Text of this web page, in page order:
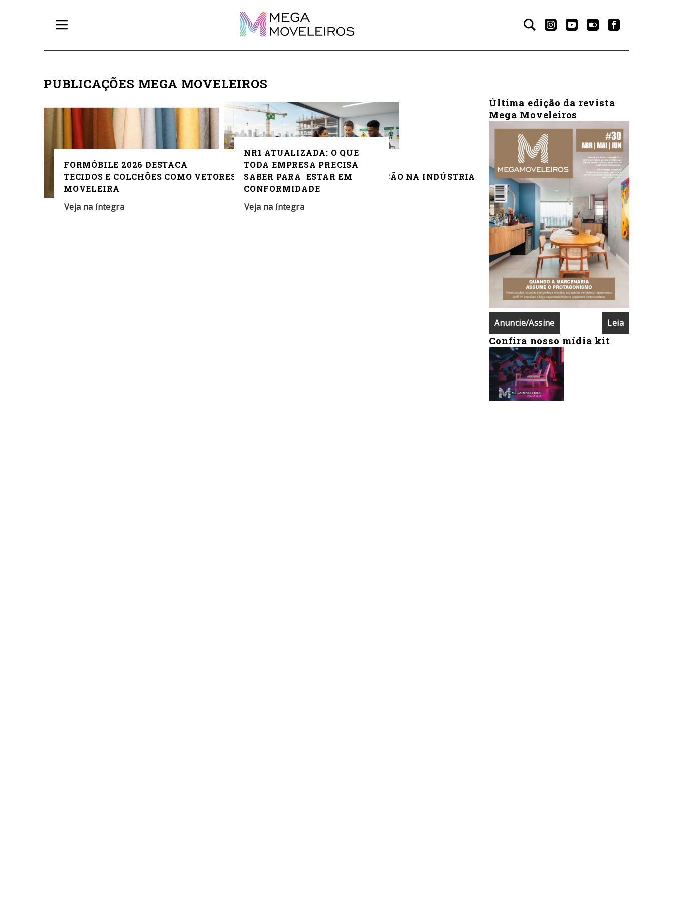
PUBLICAÇÕES MEGA MOVELEIROS
FORMÓBILE 2026 DESTACA
TECIDOS E COLCHÕES COMO VETORES DE DESIGN, CONFORTO E INOVAÇÃO NA INDÚSTRIA
MOVELEIRA
Veja na íntegra
NR1 ATUALIZADA: O QUE
TODA EMPRESA PRECISA
SABER PARA ESTAR EM
CONFORMIDADE
Veja na íntegra
Última edição da revista
Mega Moveleiros
Anuncie/Assine Leia
Confira nosso mídia kit